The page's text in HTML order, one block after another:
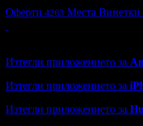
Оферти 4263 Места Винетки
Изтегли приложението за
Изтегли приложението за
Изтегли приложението за